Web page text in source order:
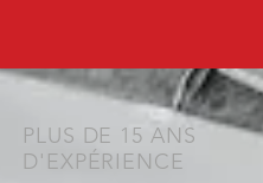
PLUS DE 15 ANS
D'EXPÉRIENCE